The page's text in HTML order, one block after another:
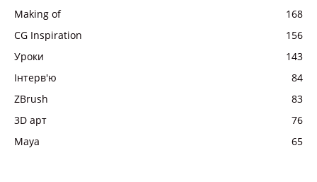
Making of
168
CG Inspiration
156
Уроки
143
Інтерв'ю
84
ZBrush
83
3D арт
76
Maya
65